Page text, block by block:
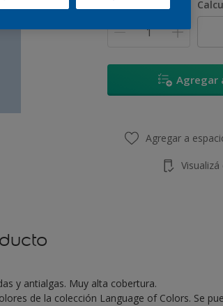
Cantidad
Agregar
Agregar a
y antialgas. Muy alta cobertura.
de la colección Language of Colors. Se